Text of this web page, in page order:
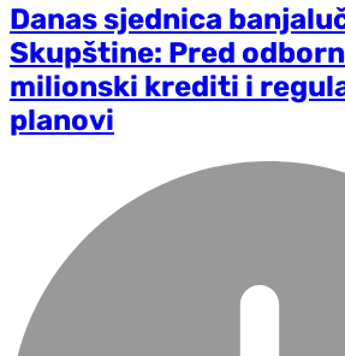
Danas sjednica
Skupštine: Pred
milionski krediti i
planovi